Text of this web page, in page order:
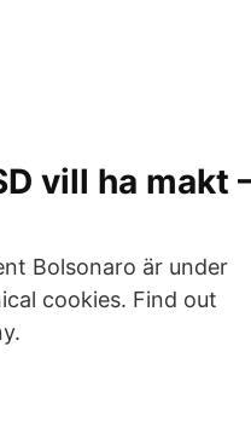
vill ha makt
Bolsonaro är under
cookies. Find out